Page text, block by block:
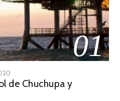
01
DE
de Chuchupa y